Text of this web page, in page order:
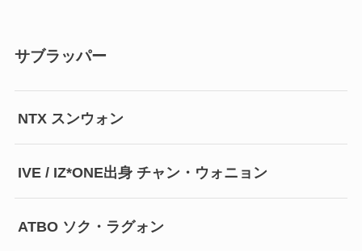
サブラッパー
NTX スンウォン
IVE / IZ*ONE出身 チャン・ウォニョン
ATBO ソク・ラグォン